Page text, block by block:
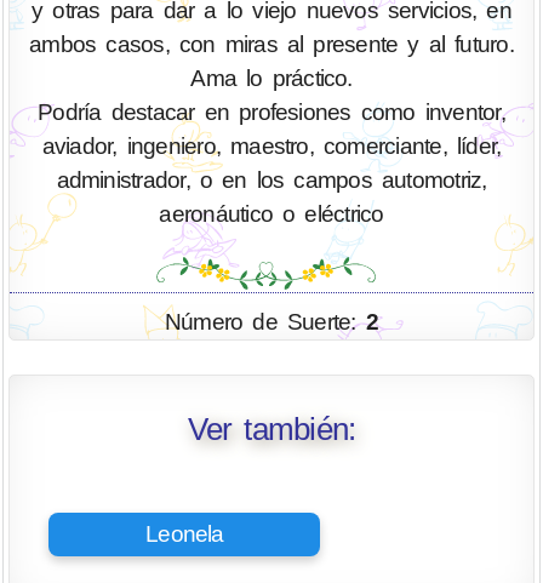
y otras para dar a lo viejo nuevos servicios, en
ambos casos, con miras al presente y al futuro.
Ama lo práctico.
Podría destacar en profesiones como inventor,
aviador, ingeniero, maestro, comerciante, líder,
administrador, o en los campos automotriz,
aeronáutico o eléctrico
Número de Suerte:2
Ver también:
Leonela